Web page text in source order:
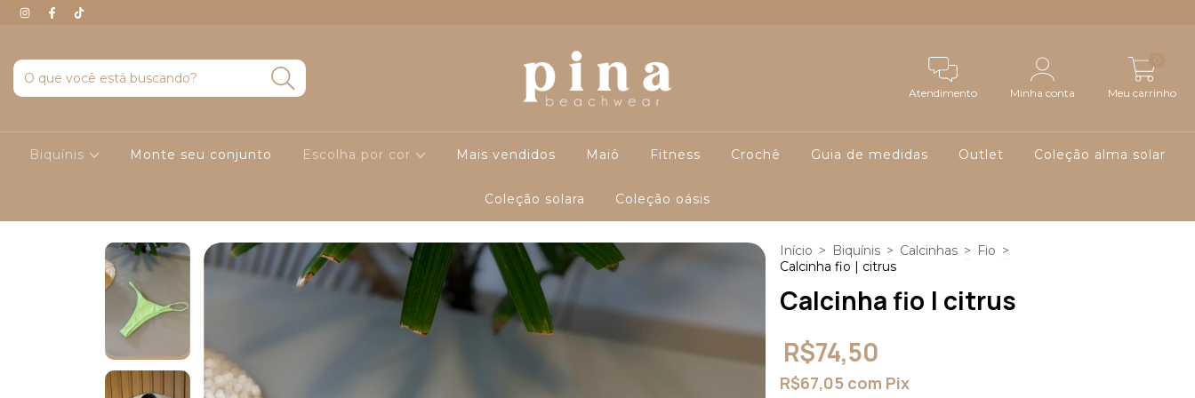
Atendimento Minha conta Meu carrinho
Biquínis Monte seu conjunto Escolha por cor Mais vendidos Maiô Fitness Crochê Guia de medidas Outlet Coleção alma solar
Coleção solara Coleção oásis
Início > Biquínis > Calcinhas > Fio >
Calcinha fio | citrus
Calcinha fio | citrus
R$74,50
R$67,05 com Pix